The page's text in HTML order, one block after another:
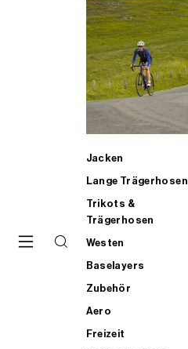
Jacken
Lange Trägerhosen
Trikots &
Trägerhosen
Westen
Baselayers
Zubehör
Aero
Freizeit